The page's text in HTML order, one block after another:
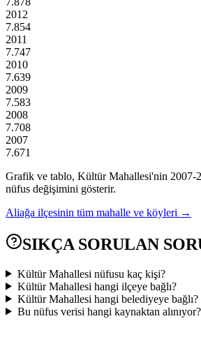
2012
7.854
2011
7.747
2010
7.639
2009
7.583
2008
7.708
2007
7.671
Grafik ve tablo, KültürMahallesi'nin 2007-
nüfus değişimini gösterir.
Aliağa ilçesinin tüm mahalle ve köyleri →
SIKÇA SORULAN
Kültür Mahallesi nüfusu kaç kişi?
Kültür Mahallesi hangi ilçeye bağlı?
Kültür Mahallesi hangi belediyeye bağlı?
Bu nüfus verisi hangi kaynaktan alınıyor?